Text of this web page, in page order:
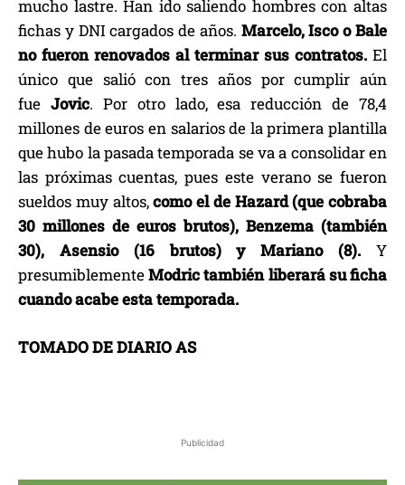
Publicidad
mucho lastre. Han ido saliendo hombres con altas
fichas y DNI cargados de años. Marcelo, Isco o Bale
no fueron renovados al terminar sus contratos. El
único que salió con tres años por cumplir aún
fue Jovic. Por otro lado, esa reducción de 78,4
millones de euros en salarios de la primera plantilla
que hubo la pasada temporada se va a consolidar en
las próximas cuentas, pues este verano se fueron
sueldos muy altos,como el de Hazard (que cobraba
30 millones de euros brutos), Benzema (también
30), Asensio (16 brutos) y Mariano (8). Y
presumiblementeModric también liberará su ficha
cuando acabe esta temporada.
TOMADO DE DIARIO AS